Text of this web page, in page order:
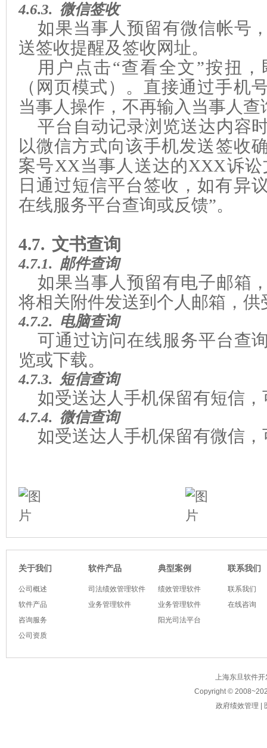
4.6.3. 微信签收
如果当事人预留有微信帐号
送签收提醒及签收网址。
用户点击“查看全文”按扭
（网页模式）。直接通过手机
当事人操作，不再输入当事人查
平台自动记录浏览送达内容
以微信方式向该手机发送签收
案号XX当事人送达的XXX诉
日通过短信平台签收，如有异
在线服务平台查询或反馈”。
4.7. 文书查询
4.7.1. 邮件查询
如果当事人预留有电子邮箱
将相关附件发送到个人邮箱，供
4.7.2. 电脑查询
可通过访问在线服务平台查
览或下载。
4.7.3. 短信查询
如受送达人手机保留有短信
4.7.4. 微信查询
如受送达人手机保留有微信
关于我们
公司概述
软件产品
咨询服务
公司资质
软件产品
司法绩效管理软件
业务管理软件
典型案例
绩效管理软件
业务管理软件
阳光司法平台
联系我们
联系我们
在线咨询
上海东旦软件
Copyright © 2008~
政府绩效管理 |